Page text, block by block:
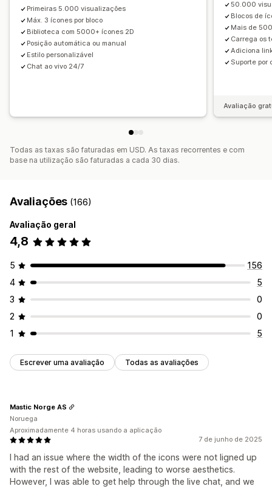
Reatividade móvel Específico do dispositivo
Calendarização
Posição do ícone
Posição manual Posição automática
Barra de anúncios
Primeiras 5.000 visualizações
Máx. 3 ícones por bloco
Biblioteca com 5000+ ícones 2D
Posição automática ou manual
Estilo personalizável
Chat ao vivo 24/7
50.000
Blocos de
Mais de
Carrega os
Adiciona
Suporte por
Avaliação
Todas as taxas são faturadas em USD. As taxas recorrentes e com
base na utilização são faturadas a cada 30 dias.
Avaliações (166)
Avaliação geral
4,8
5
156
4
5
3
0
2
0
1
5
Escrever uma avaliação Todas as avaliações
7 de junho de 2025
I had an issue where the width of the icons were not ligned up
with the rest of the website, leading to worse aesthetics.
However, I was able to get help through the live chat, and we
Mastic Norge AS
Noruega
Aproximadamente 4 horas usando a aplicação